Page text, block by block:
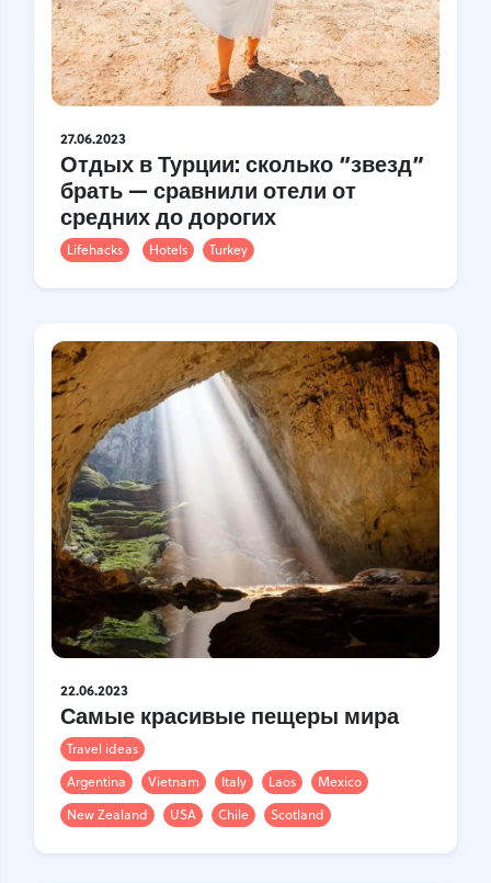
27.06.2023
Отдых в Турции: сколько “звезд”
брать — сравнили отели от
средних до дорогих
Lifehacks Hotels Turkey
22.06.2023
Самые красивые пещеры мира
Travel ideas
Argentina
Vietnam Italy Laos
Mexico
New Zealand
USA Chile Scotland